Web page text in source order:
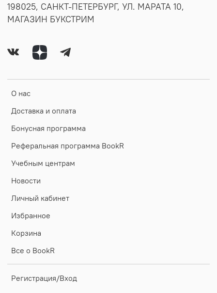
О нас
Доставка и оплата
Бонусная программа
Реферальная программа BookR
Учебным центрам
Новости
Личный кабинет
Избранное
Корзина
Все о BookR
Регистрация/Вход
198025, САНКТ-ПЕТЕРБУРГ, УЛ. МАРАТА 10,
МАГАЗИН БУКСТРИМ